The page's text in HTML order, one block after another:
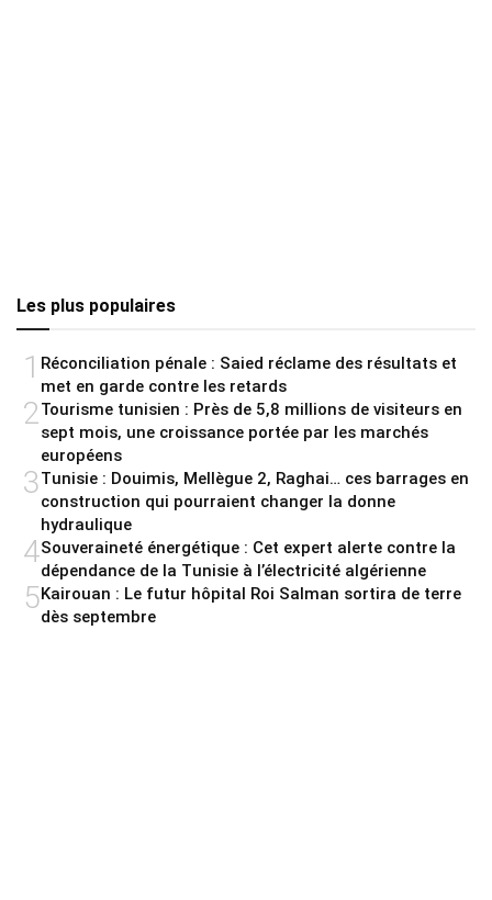
Les plus populaires
1 Réconciliation pénale : Saied réclame des résultats et
met en garde contre les retards
2 Tourisme tunisien : Près de 5,8 millions de visiteurs en
sept mois, une croissance portée par les marchés
européens
3Tunisie : Douimis, Mellègue 2, Raghai… ces barrages en
construction qui pourraient changer la donne
hydraulique
4Souveraineté énergétique : Cet expert alerte contre la
dépendance de la Tunisie à l’électricité algérienne
5Kairouan : Le futur hôpital Roi Salman sortira de terre
dès septembre